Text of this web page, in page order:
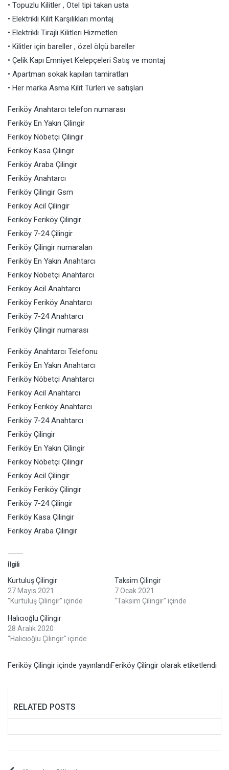
• Topuzlu Kilitler , Otel tipi takan usta
• Elektrikli Kilit Karşılıkları montaj
• Elektrikli Tirajlı Kilitleri Hizmetleri
• Kilitler için bareller , özel ölçü bareller
• Çelik Kapı Emniyet Kelepçeleri Satış ve montaj
• Apartman sokak kapıları tamiratları
• Her marka Asma Kilit Türleri ve satışları
Feriköy Anahtarcı telefon numarası
Feriköy En Yakın Çilingir
Feriköy Nöbetçi Çilingir
Feriköy Kasa Çilingir
Feriköy Araba Çilingir
Feriköy Anahtarcı
Feriköy Çilingir Gsm
Feriköy Acil Çilingir
Feriköy Feriköy Çilingir
Feriköy 7-24 Çilingir
Feriköy Çilingir numaraları
Feriköy En Yakın Anahtarcı
Feriköy Nöbetçi Anahtarcı
Feriköy Acil Anahtarcı
Feriköy Feriköy Anahtarcı
Feriköy 7-24 Anahtarcı
Feriköy Çilingir numarası
Feriköy Anahtarcı Telefonu
Feriköy En Yakın Anahtarcı
Feriköy Nöbetçi Anahtarcı
Feriköy Acil Anahtarcı
Feriköy Feriköy Anahtarcı
Feriköy 7-24 Anahtarcı
Feriköy Çilingir
Feriköy En Yakın Çilingir
Feriköy Nöbetçi Çilingir
Feriköy Acil Çilingir
Feriköy Feriköy Çilingir
Feriköy 7-24 Çilingir
Feriköy Kasa Çilingir
Feriköy Araba Çilingir
İlgili
Kurtuluş Çilingir
27 Mayıs 2021
"Kurtuluş Çilingir" içinde
Taksim Çilingir
7 Ocak 2021
"Taksim Çilingir" içinde
Halıcıoğlu Çilingir
28 Aralık 2020
"Halıcıoğlu Çilingir" içinde
Feriköy Çilingir içinde yayınlandıFeriköy Çilingir olarak etiketlendi
RELATED POSTS